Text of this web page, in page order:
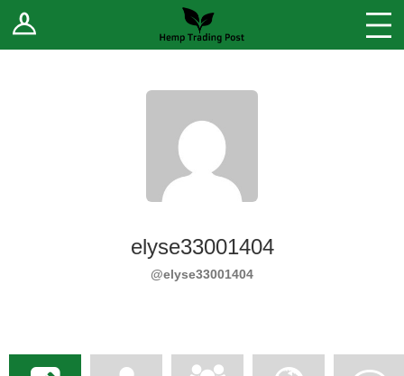
Log In Stores
Sell Your Products ↓
elyse33001404
@elyse33001404